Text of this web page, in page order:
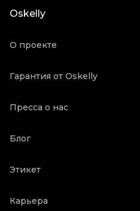
Пыльник
Oskelly ID
Oskelly
О проекте
Гарантия от Oskelly
Пресса о нас
Блог
Этикет
Карьера